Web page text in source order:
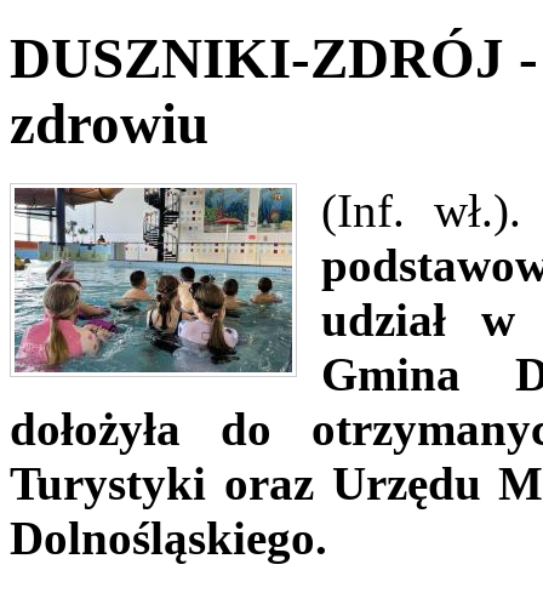
DUSZNIKI-ZDRÓJ
zdrowiu
(Inf.
udział w
Gmina
dołożyła do
Turystyki oraz Urzędu
Dolnośląskiego.